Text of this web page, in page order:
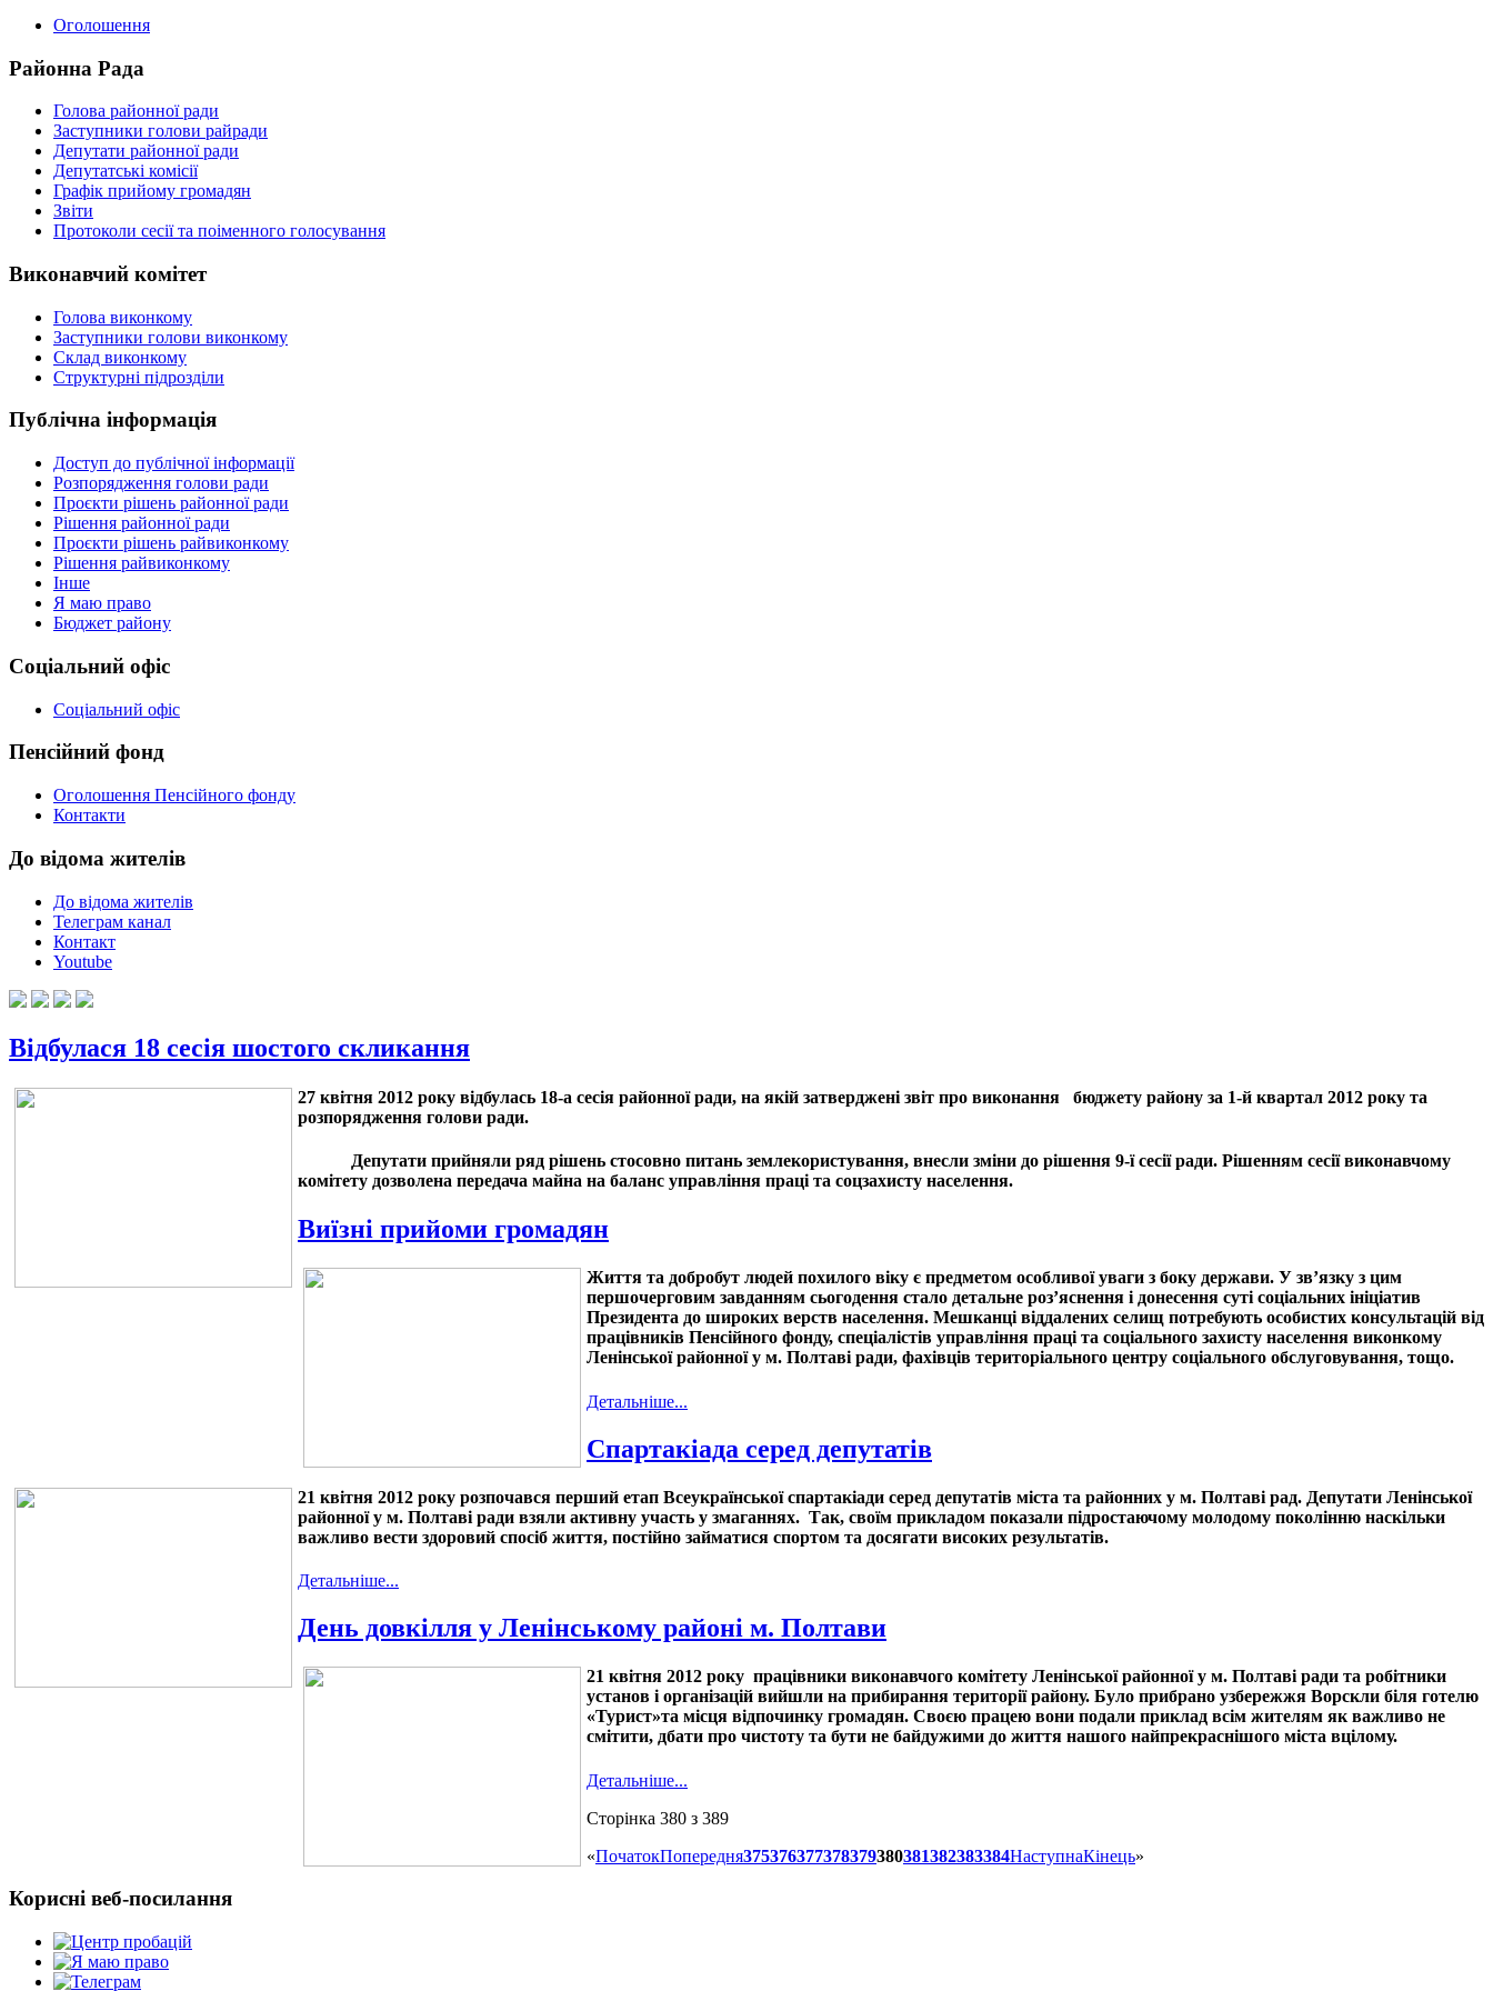
Оголошення
Районна Рада
Голова районної ради
Заступники голови райради
Депутати районної ради
Депутатські комісії
Графік прийому громадян
Звіти
Протоколи сесії та поіменного голосування
Виконавчий комітет
Голова виконкому
Заступники голови виконкому
Склад виконкому
Структурні підрозділи
Публічна інформація
Доступ до публічної інформації
Розпорядження голови ради
Проєкти рішень районної ради
Рішення районної ради
Проєкти рішень райвиконкому
Рішення райвиконкому
Інше
Я маю право
Бюджет району
Соціальний офіс
Соціальний офіс
Пенсійний фонд
Оголошення Пенсійного фонду
Контакти
До відома жителів
До відома жителів
Телеграм канал
Контакт
Youtube
Відбулася 18 сесія шостого скликання
27 квітня 2012 року відбулась 18-а сесія районної ради, на якій затверджені звіт про виконання бюджету району за 1-й квартал 2012 року та
розпорядження голови ради.
Депутати прийняли ряд рішень стосовно питань землекористування, внесли зміни до рішення 9-ї сесії ради. Рішенням сесії виконавчому
комітету дозволена передача майна на баланс управління праці та соцзахисту населення.
Виїзні прийоми громадян
Життя та добробут людей похилого віку є предметом особливої уваги з боку держави. У зв’язку з цим
першочерговим завданням сьогодення стало детальне роз’яснення і донесення суті соціальних ініціатив
Президента до широких верств населення. Мешканці віддалених селищ потребують особистих консультацій від
працівників Пенсійного фонду, спеціалістів управління праці та соціального захисту населення виконкому
Ленінської районної у м. Полтаві ради, фахівців територіального центру соціального обслуговування, тощо.
Детальніше...
Спартакіада серед депутатів
21 квітня 2012 року розпочався перший етап Всеукраїнської спартакіади серед депутатів міста та районних у м. Полтаві рад. Депутати Ленінської
районної у м. Полтаві ради взяли активну участь у змаганнях. Так, своїм прикладом показали підростаючому молодому поколінню наскільки
важливо вести здоровий спосіб життя, постійно займатися спортом та досягати високих результатів.
Детальніше...
День довкілля у Ленінському районі м. Полтави
21 квітня 2012 року працівники виконавчого комітету Ленінської районної у м. Полтаві ради та робітники
установ і організацій вийшли на прибирання території району. Було прибрано узбережжя Ворскли біля готелю
«Турист»та місця відпочинку громадян. Своєю працею вони подали приклад всім жителям як важливо не
смітити, дбати про чистоту та бути не байдужими до життя нашого найпрекраснішого міста вцілому.
Детальніше...
Сторінка 380 з 389
«ПочатокПопередня375376377378379380381382383384НаступнаКінець»
Корисні веб-посилання